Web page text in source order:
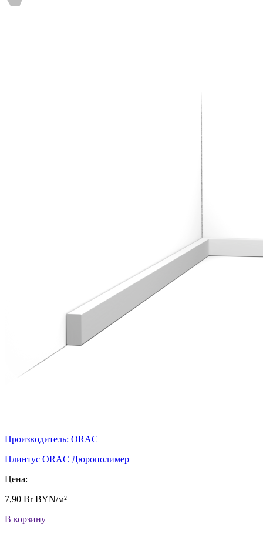
Производитель: ORAC
Плинтус ORAC Дюрополимер
Цена:
7,90 BrBYN/м²
В корзину